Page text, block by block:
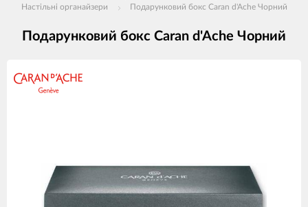
Настільні органайзери
Подарунковий бокс Caran d'Ache Чорний
Подарунковий бокс Caran d'Ache Чорний
зображення
продуктів